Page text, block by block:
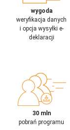
wygoda
weryfikacja danych
i opcja wysyłki e-
deklaracji
30 mln
pobrań programu